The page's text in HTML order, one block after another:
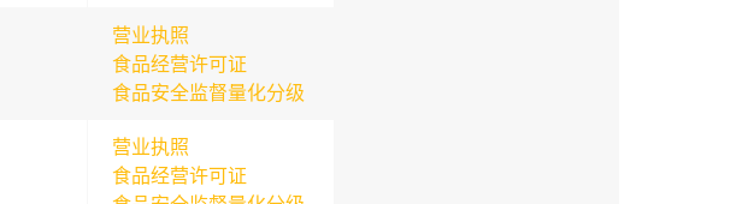
营业执照
食品经营许可证
食品安全监督量化分级
营业执照
食品经营许可证